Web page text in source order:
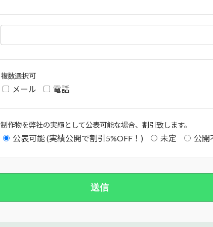
複数選択可
メール 電話
制作物を弊社の実績として公表可能な場合、割引致します。
公表可能 (実績公開で割引5%OFF！) 未定 公開